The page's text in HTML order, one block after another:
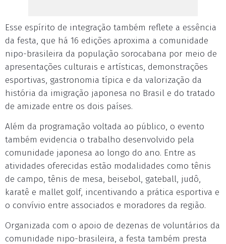
Esse espírito de integração também reflete a essência
da festa, que há 16 edições aproxima a comunidade
nipo-brasileira da população sorocabana por meio de
apresentações culturais e artísticas, demonstrações
esportivas, gastronomia típica e da valorização da
história da imigração japonesa no Brasil e do tratado
de amizade entre os dois países.
Além da programação voltada ao público, o evento
também evidencia o trabalho desenvolvido pela
comunidade japonesa ao longo do ano. Entre as
atividades oferecidas estão modalidades como tênis
de campo, tênis de mesa, beisebol, gateball, judô,
karatê e mallet golf, incentivando a prática esportiva e
o convívio entre associados e moradores da região.
Organizada com o apoio de dezenas de voluntários da
comunidade nipo-brasileira, a festa também presta